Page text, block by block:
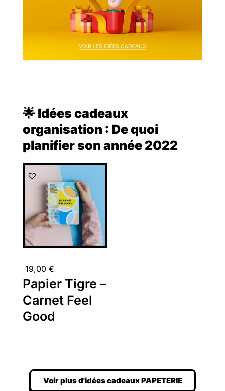
🌟 Idées cadeaux
organisation​ : De quoi
planifier son année 2022
19,00 €
Papier Tigre –
Carnet Feel
Good
Voir plus d'idées cadeaux PAPETERIE